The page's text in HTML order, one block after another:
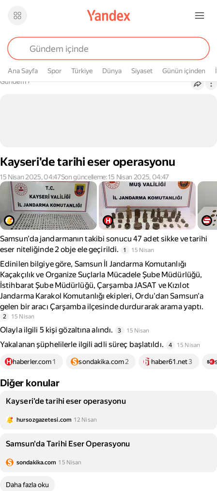
Ana Sayfa Spor Türkiye Dünya Siyaset Günün içinden
Buradasın
Gündem›
Kayseri'de tarihi eser operasyonu
15 Nisan 2025, 04:47Son güncelleme: 15 Nisan 2025, 04:47
Samsun'da jandarmanın takibi sonucu 47 adet sikke ve tarihi
eser niteliğinde 2 obje ele geçirildi.
1 15 Nisan
Edinilen bilgiye göre, Samsun İl Jandarma Komutanlığı
Kaçakçılık ve Organize Suçlarla Mücadele Şube Müdürlüğü,
İstihbarat Şube Müdürlüğü, Çarşamba JASAT ve Kızılot
Jandarma Karakol Komutanlığı ekipleri, Ordu'dan Samsun'a
gelen bir aracı Çarşamba ilçesinde durdurarak arama yaptı.
2 15 Nisan
Olayla ilgili 5 kişi gözaltına alındı. 3 15 Nisan
Yakalanan şüphelilerle ilgili adli süreç başlatıldı. 4 15 Nisan
haberler.com1 sondakika.com2 haber61.net3
Diğer konular
Kayseri’de tarihi eser operasyonu
hursozgazetesi.com 12 Nisan
Samsun'da Tarihi Eser Operasyonu
sondakika.com 15 Nisan
Daha fazla oku